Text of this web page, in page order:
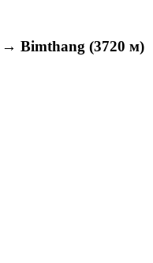
Bimthang (3720 м)